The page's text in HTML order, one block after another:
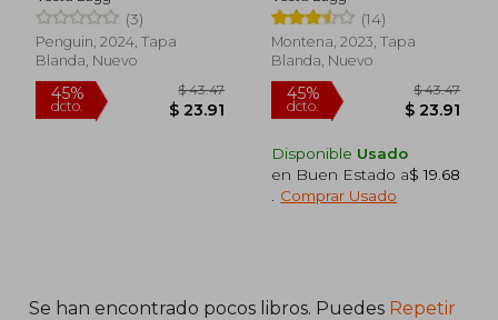
(3)
Penguin, 2024, Tapa
Blanda, Nuevo
(14)
Montena, 2023, Tapa
Blanda, Nuevo
Disponible Usado
en Buen Estado a$ 19.68
Comprar Usado
Se han encontrado pocos libros. Puedes Repetir